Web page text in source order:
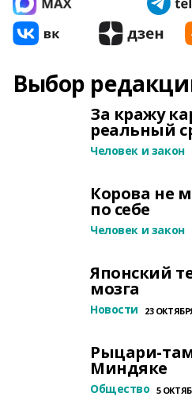
Выбор
За кражу
реальный
Человек и закон
Корова не
по себе
Человек и закон
Японский
мозга
Новости 23
Рыцари-
Миндяке
Общество 5